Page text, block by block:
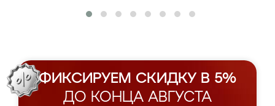
ФИКСИРУЕМ СКИДКУ В 5%
ДО КОНЦА АВГУСТА